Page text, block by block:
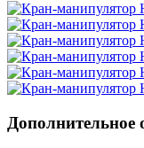
Дополнительное